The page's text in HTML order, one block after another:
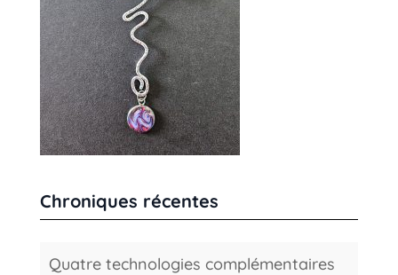
Chroniques récentes
Quatre technologies complémentaires